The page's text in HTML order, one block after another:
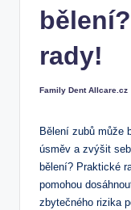
rady!
Posted
Family Dent Allcare.cz
Bělení zubů může
úsměv a zvýšit
bělení? Praktické
pomohou
zbytečného rizika